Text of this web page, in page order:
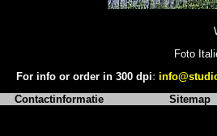
Foto
For info or order in 300 dpi:
Contactinformatie
Sitemap